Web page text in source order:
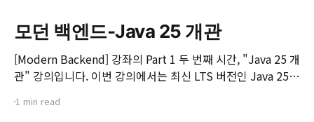
모던 백엔드-Java 25 개관
[Modern Backend] 강좌의 Part 1 두 번째 시간, "Java 25 개
관" 강의입니다. 이번 강의에서는 최신 LTS 버전인 Java 25의
Enhancement Proposal) 기능들을 살펴봅니다. 📌 주요 학
1 min read